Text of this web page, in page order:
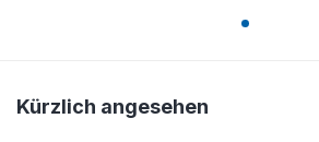
Kürzlich angesehen